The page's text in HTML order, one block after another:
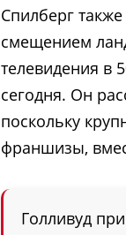
Спилберг
смещением
телевидения в
сегодня. Он
поскольку
франшизы,
Голливуд